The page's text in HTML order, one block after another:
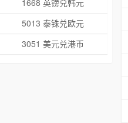
1668 英镑兑韩元
5013 泰铢兑欧元
3051 美元兑港币